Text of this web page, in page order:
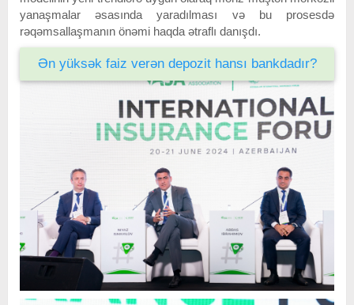
yanaşmalar əsasında yaradılması və bu prosesdə
rəqəmsallaşmanın önəmi haqda ətraflı danışdı.
Ən yüksək faiz verən depozit hansı bankdadır?